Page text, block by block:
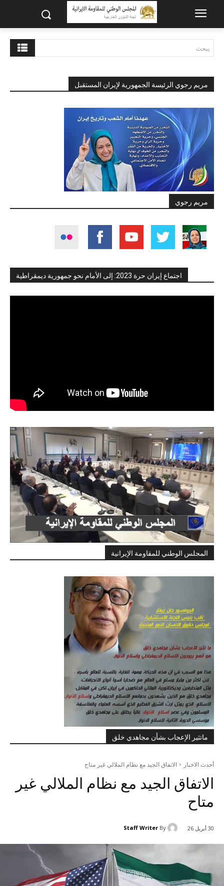
يبحث
مريم رجوي الرئيسة الجمهورية لإيران المستقبل
مريم رجوي
اجتماع إيران حرة 2023: إلى الأمام نحو جمهورية ديمقراطية
المجلس الوطني للمقاومة الإيرانية
ماتثير الإعجاب بشأن مجاهدي خلق
أحدث الاخبار الاتفاق الجيد مع نظام الملالي غير متاح
الاتفاق الجيد مع نظام الملالي غير
متاح
30 أبريل 26 By
Staff Writer